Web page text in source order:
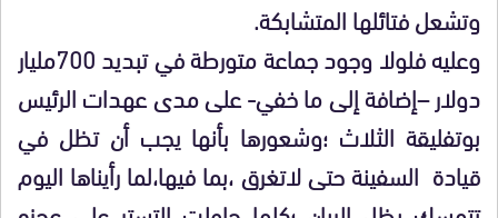
وتشعل فتائلها المتشابكة.
وعليه فلولا وجود جماعة متورطة في تبديد 700مليار
دولار –إضافة إلى ما خفي- على مدى عهدات الرئيس
بوتفليقة الثلاث ؛وشعورها بأنها يجب أن تظل في
قيادة السفينة حتى لاتغرق ،بما فيها،لما رأيناها اليوم